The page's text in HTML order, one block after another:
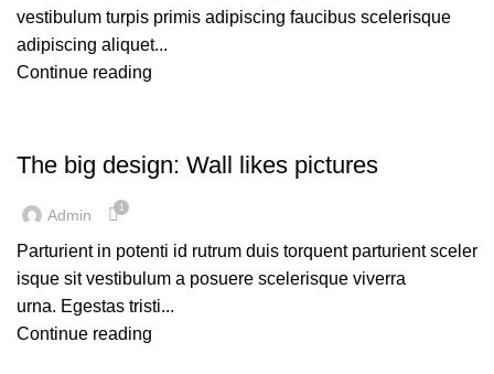
vestibulum turpis primis adipiscing faucibus scelerisque
adipiscing aliquet...
Continue reading
The big design: Wall likes pictures
Admin 1
Parturient in potenti id rutrum duis torquent parturient sceler
isque sit vestibulum a posuere scelerisque viverra
urna. Egestas tristi...
Continue reading